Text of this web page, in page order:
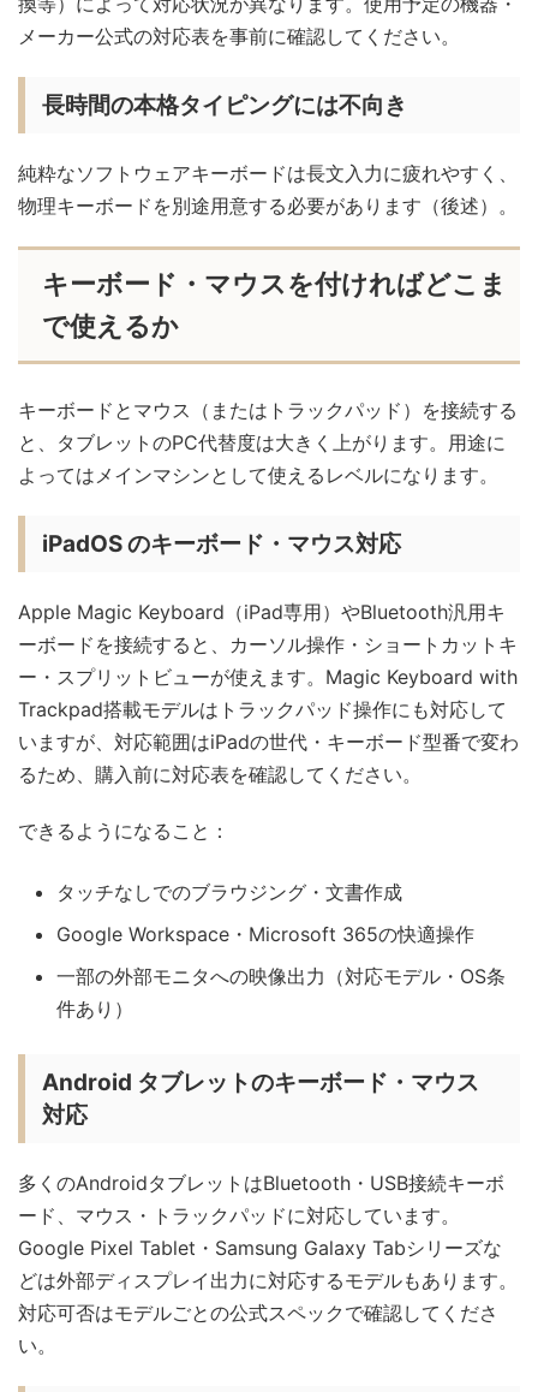
メーカー公式の対応表を事前に確認してください。
長時間の本格タイピングには不向き
純粋なソフトウェアキーボードは長文入力に疲れやすく、
物理キーボードを別途用意する必要があります（後述）。
キーボード・マウスを付ければどこま
で使えるか
キーボードとマウス（またはトラックパッド）を接続する
と、タブレットのPC代替度は大きく上がります。用途に
よってはメインマシンとして使えるレベルになります。
iPadOS のキーボード・マウス対応
Apple Magic Keyboard（iPad専用）やBluetooth汎用キ
ーボードを接続すると、カーソル操作・ショートカットキ
ー・スプリットビューが使えます。Magic Keyboard with
Trackpad搭載モデルはトラックパッド操作にも対応して
いますが、対応範囲はiPadの世代・キーボード型番で変わ
るため、購入前に対応表を確認してください。
できるようになること：
タッチなしでのブラウジング・文書作成
Google Workspace・Microsoft 365の快適操作
一部の外部モニタへの映像出力（対応モデル・OS条
件あり）
Android タブレットのキーボード・マウス
対応
多くのAndroidタブレットはBluetooth・USB接続キーボ
ード、マウス・トラックパッドに対応しています。
Google Pixel Tablet・Samsung Galaxy Tabシリーズな
どは外部ディスプレイ出力に対応するモデルもあります。
対応可否はモデルごとの公式スペックで確認してくださ
い。